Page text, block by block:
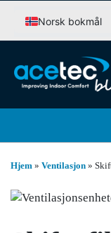
Norsk bokmål
Svenska
English (UK)
Dansk
Hjem » Ventilasjon »